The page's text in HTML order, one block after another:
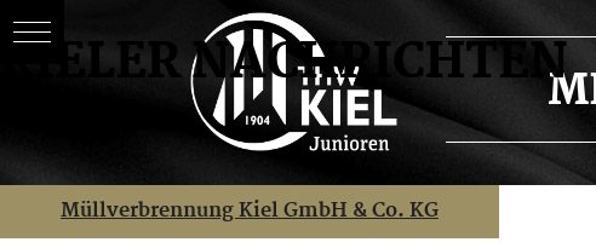
KIELER NACHRICHTEN
BEITRAGSNAVIGATION
Müllverbrennung Kiel GmbH & Co. KG